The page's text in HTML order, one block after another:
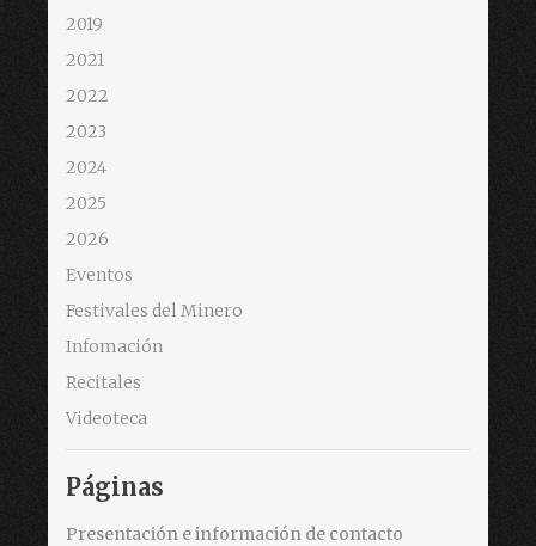
2019
2021
2022
2023
2024
2025
2026
Eventos
Festivales del Minero
Infomación
Recitales
Videoteca
Páginas
Presentación e información de contacto